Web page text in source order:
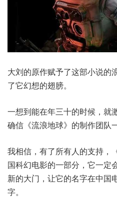
大刘的原作赋予了这部小说的
了它幻想的翅膀。
一想到能在年三十的时候，就
确信《流浪地球》的制作团队
我相信，有了所有人的支持，
国科幻电影的一部分，它一定
新的大门，让它的名字在中国
字。